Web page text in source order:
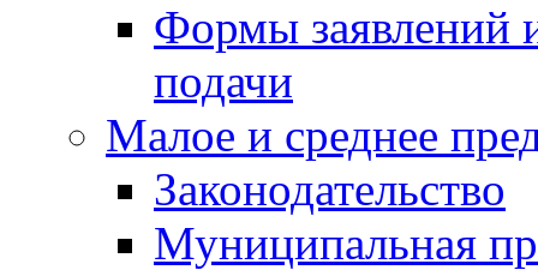
Формы заявлений
подачи
Малое и среднее
Законодательство
Муниципальная